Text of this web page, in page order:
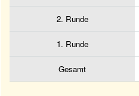
2. Runde
1. Runde
Gesamt